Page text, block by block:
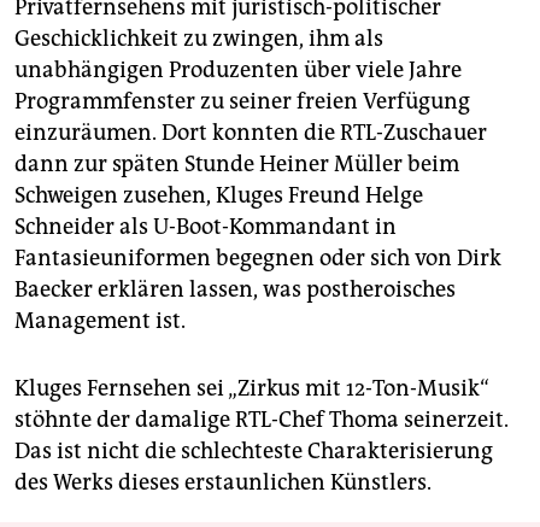
Privatfernsehens mit juristisch-politischer
Geschicklichkeit zu zwingen, ihm als
unabhängigen Produzenten über viele Jahre
Programmfenster zu seiner freien Verfügung
einzuräumen. Dort konnten die RTL-Zuschauer
dann zur späten Stunde Heiner Müller beim
Schweigen zusehen, Kluges Freund Helge
Schneider als U-Boot-Kommandant in
Fantasieuniformen begegnen oder sich von Dirk
Baecker erklären lassen, was postheroisches
Management ist.
Kluges Fernsehen sei „Zirkus mit 12-Ton-Musik“
stöhnte der damalige RTL-Chef Thoma seinerzeit.
Das ist nicht die schlechteste Charakterisierung
des Werks dieses erstaunlichen Künstlers.